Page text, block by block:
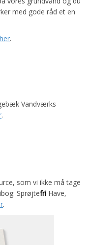
med gode råd et en
her.
Vandværks
.
som vi ikke må tage
Sprøjtefri Have,
.